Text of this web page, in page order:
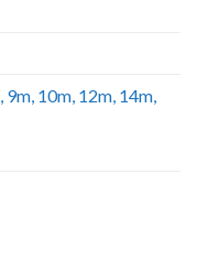
10m, 12m, 14m,